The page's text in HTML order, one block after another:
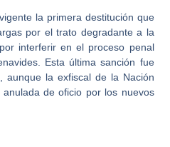
la primera destitución que
por el trato degradante a la
interferir en el proceso penal
. Esta última sanción fue
, aunque la exfiscal de la Nación
de oficio por los nuevos